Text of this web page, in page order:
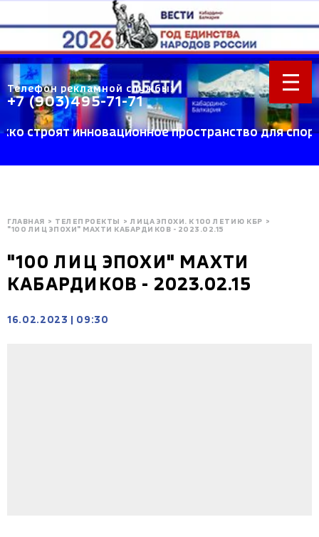
Телефон рекламной службы:
+7 (903)495-71-71
инновационное пространство для спорта и
ГЛАВНАЯ > ТЕЛЕПРОЕКТЫ > ЛИЦА ЭПОХИ. К 100 ЛЕТИЮ КБР >
"100 ЛИЦ ЭПОХИ" МАХТИ КАБАРДИКОВ - 2023.02.15
"100 ЛИЦ ЭПОХИ" МАХТИ
КАБАРДИКОВ - 2023.02.15
16.02.2023 09:30